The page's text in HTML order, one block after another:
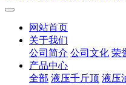
网站首页
关于我们
公司简介 公司文化 荣
产品中心
全部 液压千斤顶 液压